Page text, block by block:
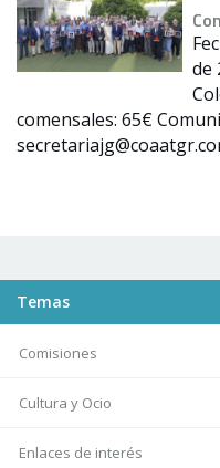
de
comensales: 65€
Temas
Comisiones
Cultura y Ocio
Enlaces de interés